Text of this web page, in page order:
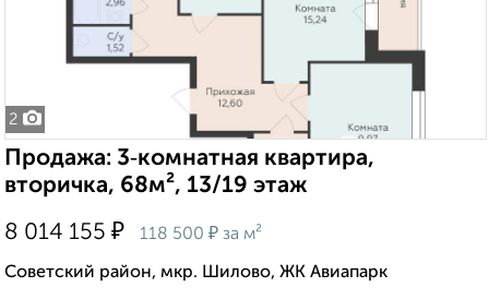
2
Продажа: 3‑комнатная квартира,
вторичка, 68м², 13/19 этаж
8 014 155 ₽ 118 500 ₽ за м²
Советский район, мкр. Шилово, ЖК Авиапарк